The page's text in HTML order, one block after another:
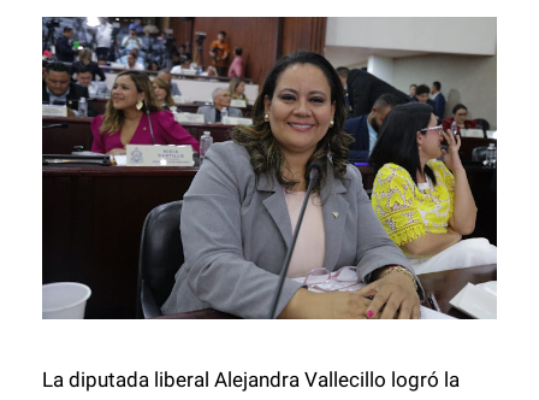
La diputada liberal Alejandra Vallecillo logró la